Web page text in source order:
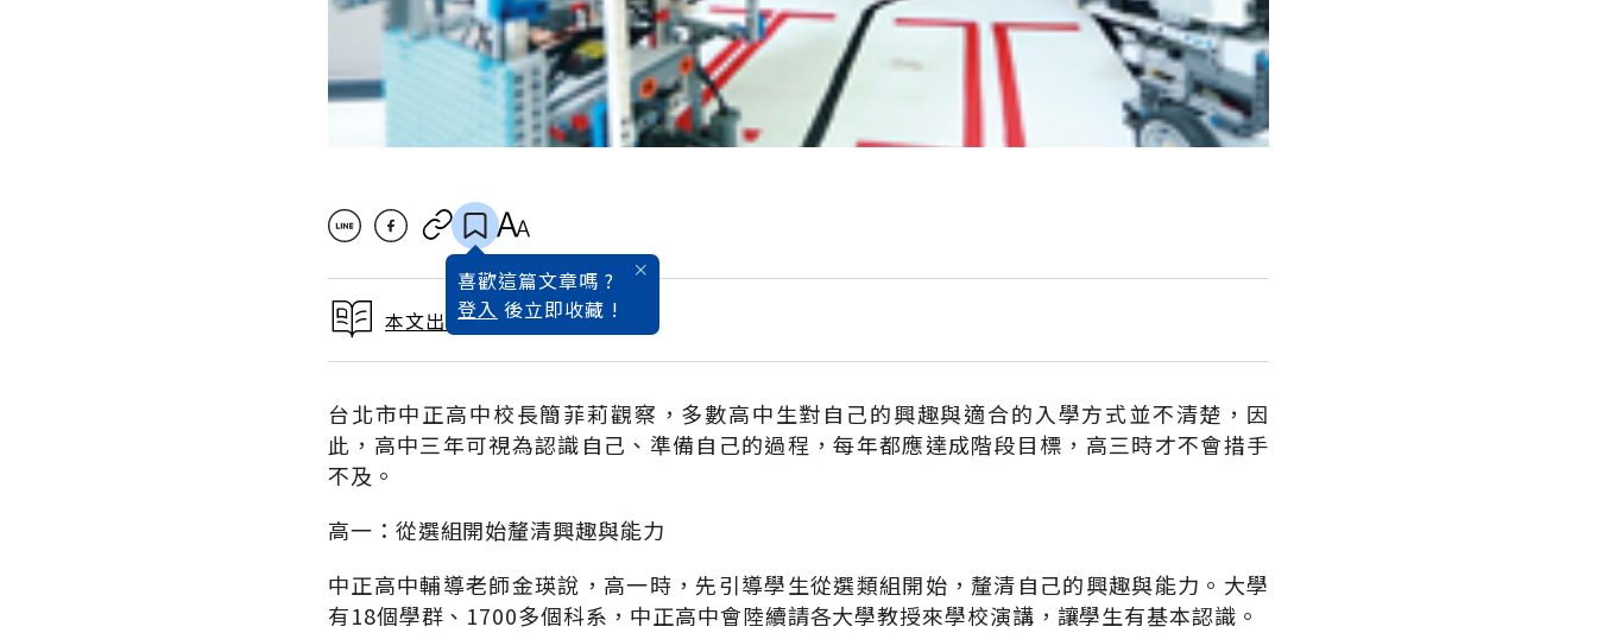
喜歡這篇文章嗎 ?
登入 後立即收藏 !
本文出自2015大學入學指南
台北市中正高中校長簡菲莉觀察，多數高中生對自己的興趣與適合的入學方式並不清楚，因
此，高中三年可視為認識自己、準備自己的過程，每年都應達成階段目標，高三時才不會措手
不及。
高一：從選組開始釐清興趣與能力
中正高中輔導老師金瑛說，高一時，先引導學生從選類組開始，釐清自己的興趣與能力。大學
有18個學群、1700多個科系，中正高中會陸續請各大學教授來學校演講，讓學生有基本認識。